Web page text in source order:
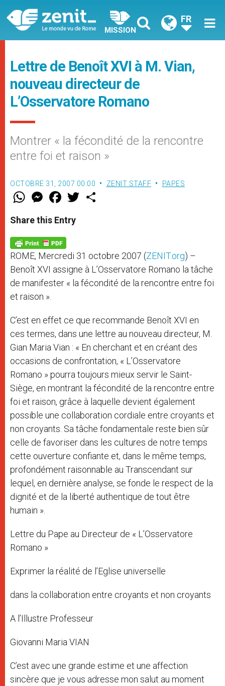
MISSION
FR
Lettre de Benoît XVI à M. Vian,
nouveau directeur de
L’Osservatore Romano
Montrer « la fécondité de la rencontre
entre foi et raison »
OCTOBRE 31, 2007 00:00 ZENIT STAFF PAPES
W
t
s
p
p
M
e
s
e
g
e
r
F
a
e
b
o
k
w
Share this Entry
ROME, Mercredi 31 octobre 2007 (ZENIT.org) –
Benoît XVI assigne à L’Osservatore Romano la tâche
de manifester « la fécondité de la rencontre entre foi
et raison ».
C’est en effet ce que recommande Benoît XVI en
ces termes, dans une lettre au nouveau directeur, M.
Gian Maria Vian : « En cherchant et en créant des
occasions de confrontation, « L’Osservatore
Romano » pourra toujours mieux servir le Saint-
Siège, en montrant la fécondité de la rencontre entre
foi et raison, grâce à laquelle devient également
possible une collaboration cordiale entre croyants et
non croyants. Sa tâche fondamentale reste bien sûr
celle de favoriser dans les cultures de notre temps
cette ouverture confiante et, dans le même temps,
profondément raisonnable au Transcendant sur
lequel, en dernière analyse, se fonde le respect de la
dignité et de la liberté authentique de tout être
humain ».
Lettre du Pape au Directeur de « L’Osservatore
Romano »
Exprimer la réalité de l’Eglise universelle
dans la collaboration entre croyants et non croyants
A l’Illustre Professeur
Giovanni Maria VIAN
C’est avec une grande estime et une affection
sincère que je vous adresse mon salut au moment